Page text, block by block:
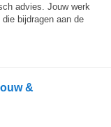
advies. Jouw werk
bijdragen aan de
&